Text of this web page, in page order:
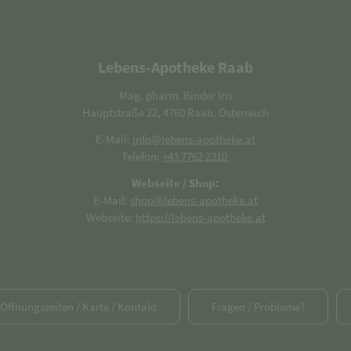
Lebens-Apotheke Raab
Mag. pharm. Binder Iris
Hauptstraße 22, 4760 Raab, Österreich
E-Mail: info@lebens-apotheke.at
Telefon: +43 7762 2310
Webseite / Shop:
E-Mail: shop@lebens-apotheke.at
Webseite: https://lebens-apotheke.at
/ Karte / Kontakt Fragen / Probleme?